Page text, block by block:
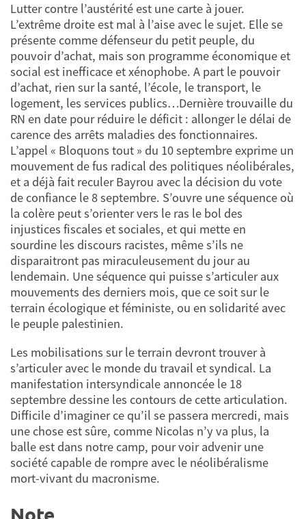
Lutter contre l’austérité est une carte à jouer.
L’extrême droite est mal à l’aise avec le sujet. Elle se
présente comme défenseur du petit peuple, du
pouvoir d’achat, mais son programme économique et
social est inefficace et xénophobe. A part le pouvoir
d’achat, rien sur la santé, l’école, le transport, le
logement, les services publics…Dernière trouvaille du
RN en date pour réduire le déficit : allonger le délai de
carence des arrêts maladies des fonctionnaires.
L’appel « Bloquons tout » du 10 septembre exprime un
mouvement de fus radical des politiques néolibérales,
et a déjà fait reculer Bayrou avec la décision du vote
de confiance le 8 septembre. S’ouvre une séquence où
la colère peut s’orienter vers le ras le bol des
injustices fiscales et sociales, et qui mette en
sourdine les discours racistes, même s’ils ne
disparaitront pas miraculeusement du jour au
lendemain. Une séquence qui puisse s’articuler aux
mouvements des derniers mois, que ce soit sur le
terrain écologique et féministe, ou en solidarité avec
le peuple palestinien.
Les mobilisations sur le terrain devront trouver à
s’articuler avec le monde du travail et syndical. La
manifestation intersyndicale annoncée le 18
septembre dessine les contours de cette articulation.
Difficile d’imaginer ce qu’il se passera mercredi, mais
une chose est sûre, comme Nicolas n’y va plus, la
balle est dans notre camp, pour voir advenir une
société capable de rompre avec le néolibéralisme
mort-vivant du macronisme.
Note